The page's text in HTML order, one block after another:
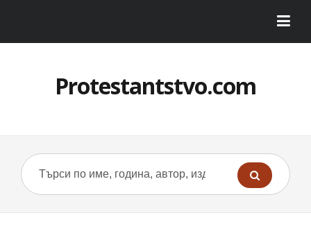
Protestantstvo.com